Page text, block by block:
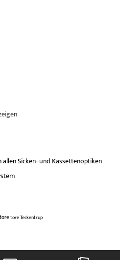
Sicken- und Kassettenoptiken
toreTeckentrup